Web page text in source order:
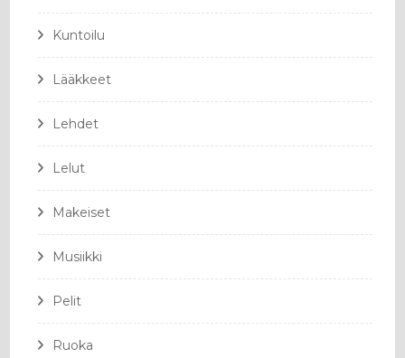
Kuntoilu
Lääkkeet
Lehdet
Lelut
Makeiset
Musiikki
Pelit
Ruoka